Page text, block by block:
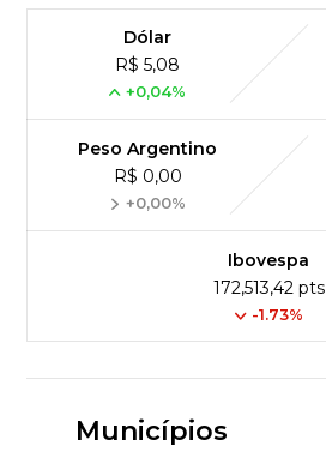
Dólar
R$ 5,08
+0,04%
Peso Argentino
R$ 0,00
+0,00%
Ibovespa
172,513,42 pts
-1.73%
Municípios